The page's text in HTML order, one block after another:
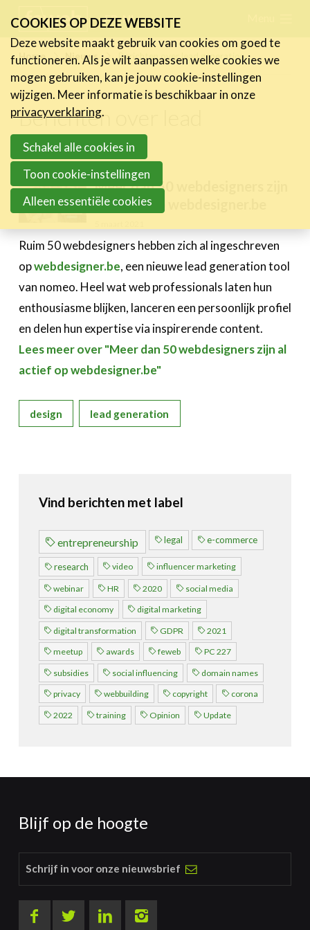
links
Jump
to
navigation
to
main
content
FR NL
Home Nieuws Berichten over lead generation
Berichten over lead
generation
Meer dan 50 webdesigners zijn
al actief op webdesigner.be
Ruim 50 webdesigners hebben zich al ingeschreven
opwebdesigner.be, een nieuwe lead generation tool
van nomeo. Heel wat web professionals laten hun
enthousiasme blijken, lanceren een persoonlijk profiel
en delen hun expertise via inspirerende content.
Lees meer over "Meer dan 50 webdesigners zijn al
actief op webdesigner.be"
design lead generation
Vind berichten met label
entrepreneurship legal e-commerce
research video influencer marketing
webinar HR 2020 social media
digital economy digital marketing
digital transformation GDPR 2021
meetup awards feweb PC 227
subsidies social influencing domain names
privacy webbuilding copyright corona
2022 training Opinion Update
Blijf op de hoogte
Schrijf in voor onze nieuwsbrief
Nieuws
Nieuwsberichten
FeWeb Videos
Jobs in de sector
Activiteiten
Cases
Toolbox
Bedrijvenzoeker
Over FeWeb
Lid worden Zoeken
COOKIES OP DEZE WEBSITE
Deze website maakt gebruik van cookies om goed te
functioneren. Als je wilt aanpassen welke cookies we
mogen gebruiken, kan je jouw cookie-instellingen
wijzigen. Meer informatie is beschikbaar in onze
privacyverklaring.
Schakel alle cookies in
Toon cookie-instellingen
Alleen essentiële cookies